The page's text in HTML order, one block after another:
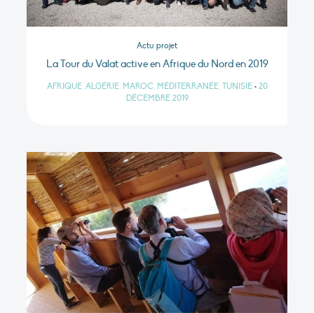
Actu projet
La Tour du Valat active en Afrique du Nord en 2019
AFRIQUE, ALGÉRIE, MAROC, MÉDITERRANÉE, TUNISIE • 20
DÉCEMBRE 2019